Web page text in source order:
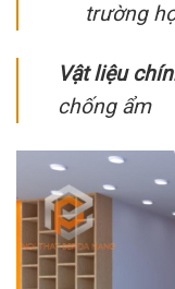
trường
Vật liệu
chống ẩm